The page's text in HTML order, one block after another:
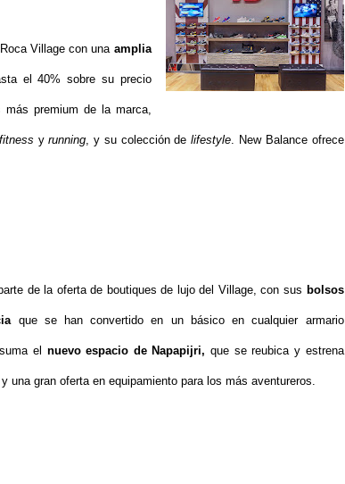
Village con una amplia
el 40% sobre su precio
más premium de la marca,
fitness yrunning, y su colección delifestyle. New Balance ofrece
de la oferta de boutiques de lujo del Village, con sus bolsos
que se han convertido en un básico en cualquier armario
el nuevo espacio de Napapijri, que se reubica y estrena
una gran oferta en equipamiento para los más aventureros.